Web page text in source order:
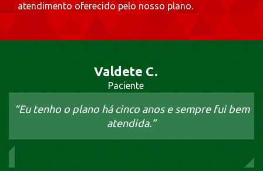
atendimento oferecido pelo nosso plano.
Valdete C.
Paciente
“Eu tenho o plano há cinco anos e sempre fui bem
atendida.”